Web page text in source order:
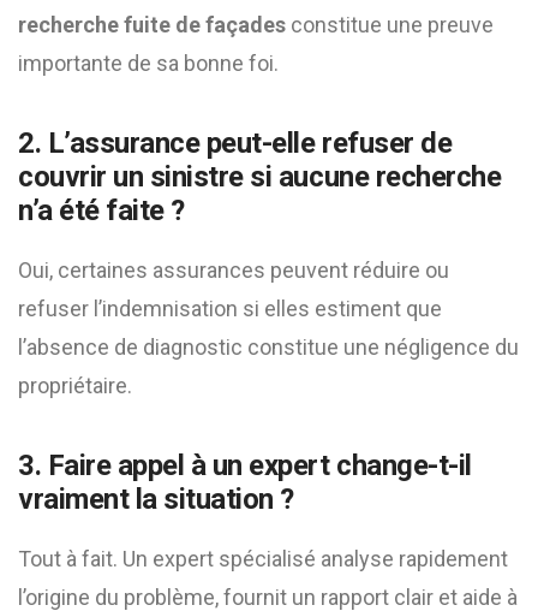
recherche fuite de façades constitue une preuve
importante de sa bonne foi.
2. L’assurance peut-elle refuser de
couvrir un sinistre si aucune recherche
n’a été faite ?
Oui, certaines assurances peuvent réduire ou
refuser l’indemnisation si elles estiment que
l’absence de diagnostic constitue une négligence du
propriétaire.
3. Faire appel à un expert change-t-il
vraiment la situation ?
Tout à fait. Un expert spécialisé analyse rapidement
l’origine du problème, fournit un rapport clair et aide à